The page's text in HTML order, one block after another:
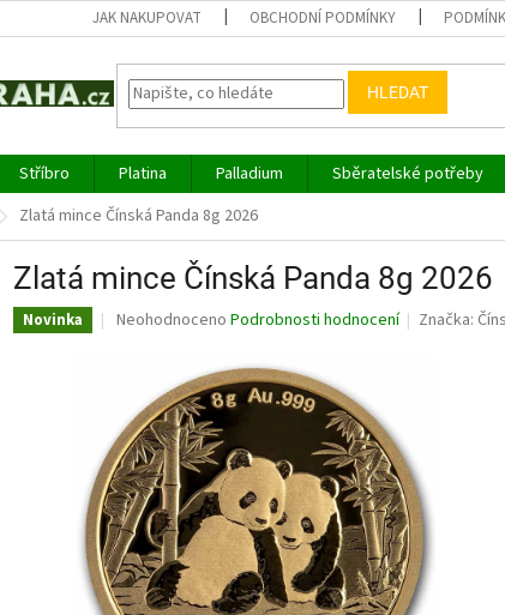
JAK NAKUPOVAT OBCHODNÍ PODMÍNKY
HLEDAT
Stříbro Platina Palladium Sběratelské potřeby
Zlatá mince Čínská Panda 8g 2026
Zlatá mince Čínská Panda 8g 2026
Novinka
Průměrné
0,0
z
5
hvězdiček.
Neohodnoceno Podrobnosti hodnocení Značka: